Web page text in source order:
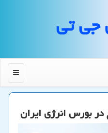
جی تی
منو